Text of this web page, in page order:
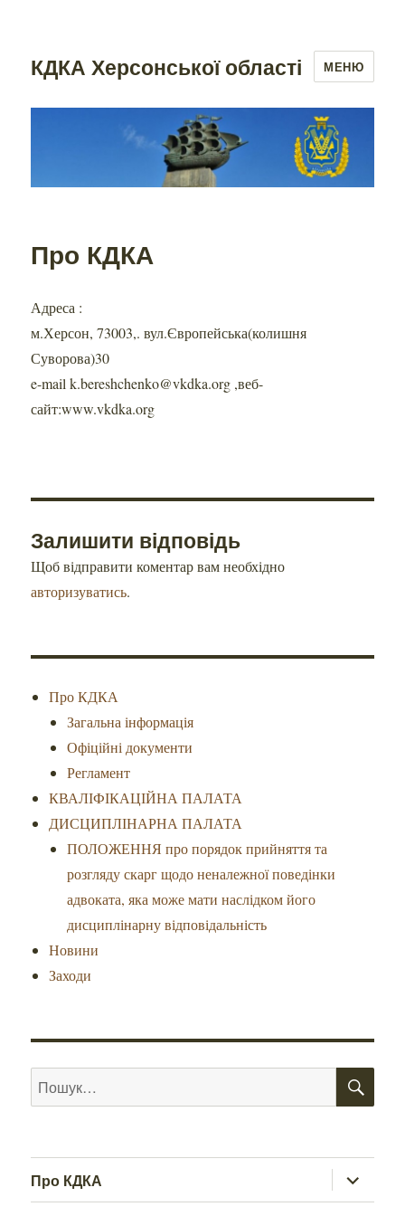
КДКА Херсонської області МЕНЮ
Про КДКА
Адреса :
м.Херсон, 73003,. вул.Європейська(колишня
Суворова)30
e-mail k.bereshchenko@vkdka.org ,веб-
сайт:www.vkdka.org
Залишити відповідь
Щоб відправити коментар вам необхідно
авторизуватись.
Про КДКА
Загальна інформація
Офіційні документи
Регламент
КВАЛІФІКАЦІЙНА ПАЛАТА
ДИСЦИПЛІНАРНА ПАЛАТА
ПОЛОЖЕННЯ про порядок прийняття та
розгляду скарг щодо неналежної поведінки
адвоката, яка може мати наслідком його
дисциплінарну відповідальність
Новини
Заходи
Пошук
за
Про КДКА
підменю